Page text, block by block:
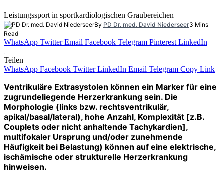
Leistungssport in sportkardiologischen Graubereichen
By PD Dr. med. David Niederseer3 Mins
Read
WhatsApp Twitter Email Facebook Telegram Pinterest LinkedIn
Teilen
WhatsApp Facebook Twitter LinkedIn Email Telegram Copy Link
Ventrikuläre Extrasystolen können ein Marker für eine
zugrundeliegende Herzerkrankung sein. Die
Morphologie (links bzw. rechtsventrikulär,
apikal/basal/lateral), hohe Anzahl, Komplexität [z.B.
Couplets oder nicht anhaltende Tachykardien],
multifokaler Ursprung und/oder zunehmende
Häufigkeit bei Belastung) können auf eine elektrische,
ischämische oder strukturelle Herzerkrankung
hinweisen.